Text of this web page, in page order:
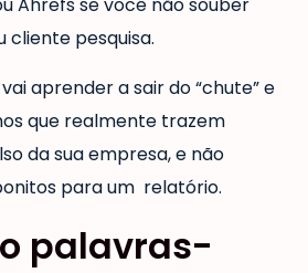
Ahrefs se você não souber
cliente pesquisa.
aprender a sair do “chute” e
que realmente trazem
da sua empresa, e não
para um relatório.
palavras-